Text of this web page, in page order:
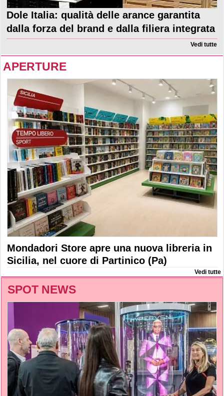
Dole Italia: qualità delle arance garantita
dalla forza del brand e dalla filiera integrata
Vedi tutte
APERTURE
Mondadori Store apre una nuova libreria in
Sicilia, nel cuore di Partinico (Pa)
Vedi tutte
SPOT NEWS